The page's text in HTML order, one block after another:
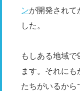
ンが開発されて
した。
もしある地域
ます。それに
たちがいるから